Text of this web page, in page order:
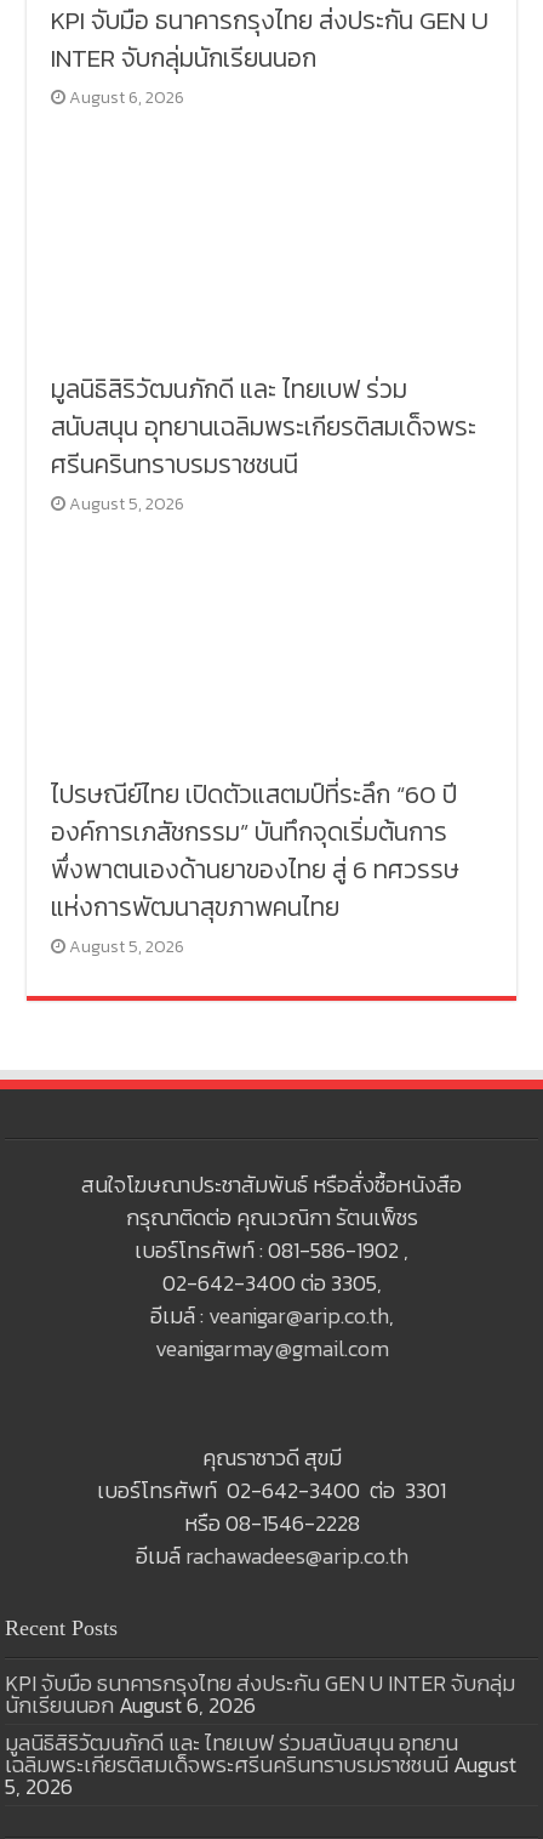
KPI จับมือ ธนาคารกรุงไทย ส่งประกัน GEN U
INTER จับกลุ่มนักเรียนนอก
August 6, 2026
มูลนิธิสิริวัฒนภักดี และ ไทยเบฟ ร่วม
สนับสนุน อุทยานเฉลิมพระเกียรติสมเด็จพระ
ศรีนครินทราบรมราชชนนี
August 5, 2026
ไปรษณีย์ไทย เปิดตัวแสตมป์ที่ระลึก “60 ปี
องค์การเภสัชกรรม” บันทึกจุดเริ่มต้นการ
พึ่งพาตนเองด้านยาของไทย สู่ 6 ทศวรรษ
แห่งการพัฒนาสุขภาพคนไทย
August 5, 2026
สนใจโฆษณาประชาสัมพันธ์ หรือสั่งซื้อหนังสือ
กรุณาติดต่อ คุณเวณิกา รัตนเพ็ชร
เบอร์โทรศัพท์ : 081-586-1902 ,
02-642-3400 ต่อ 3305,
อีเมล์ : veanigar@arip.co.th,
veanigarmay@gmail.com
คุณราชาวดี สุขมี
เบอร์โทรศัพท์ 02-642-3400 ต่อ 3301
หรือ 08-1546-2228
อีเมล์rachawadees@arip.co.th
Recent Posts
KPI จับมือ ธนาคารกรุงไทย ส่งประกัน GEN U INTER จับกลุ่ม
นักเรียนนอก August 6, 2026
มูลนิธิสิริวัฒนภักดี และ ไทยเบฟ ร่วมสนับสนุน อุทยาน
เฉลิมพระเกียรติสมเด็จพระศรีนครินทราบรมราชชนนี August
5, 2026